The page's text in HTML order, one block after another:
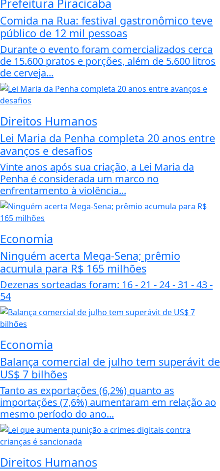
Prefeitura Piracicaba
Comida na Rua: festival gastronômico teve
público de 12 mil pessoas
Durante o evento foram comercializados cerca
de 15.600 pratos e porções, além de 5.600 litros
de cerveja...
Direitos Humanos
Lei Maria da Penha completa 20 anos entre
avanços e desafios
Vinte anos após sua criação, a Lei Maria da
Penha é considerada um marco no
enfrentamento à violência...
Economia
Ninguém acerta Mega-Sena; prêmio
acumula para R$ 165 milhões
Dezenas sorteadas foram: 16 - 21 - 24 - 31 - 43 -
54
Economia
Balança comercial de julho tem superávit de
US$ 7 bilhões
Tanto as exportações (6,2%) quanto as
importações (7,6%) aumentaram em relação ao
mesmo período do ano...
Direitos Humanos